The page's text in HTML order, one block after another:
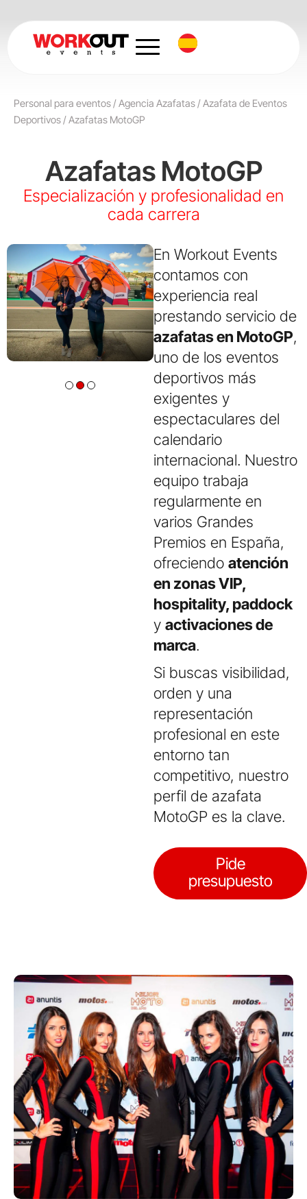
contenido
Personal para eventos/Agencia Azafatas/Azafata de Eventos
Deportivos/Azafatas MotoGP
Azafatas MotoGP
Especialización y profesionalidad en
cada carrera
En Workout Events
contamos con
experiencia real
prestando servicio de
azafatas en MotoGP,
uno de los eventos
deportivos más
exigentes y
espectaculares del
calendario
internacional. Nuestro
equipo trabaja
regularmente en
varios Grandes
Premios en España,
ofreciendo atención
en zonas VIP,
hospitality, paddock
y activaciones de
marca.
Si buscas visibilidad,
orden y una
representación
profesional en este
entorno tan
competitivo, nuestro
perfil de azafata
MotoGP es la clave.
Pide
presupuesto